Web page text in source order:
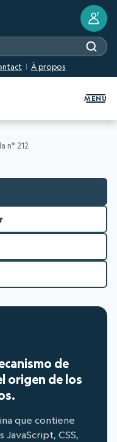
À propos
?
MENU
n° 212
de
origen de los
que contiene
CSS,